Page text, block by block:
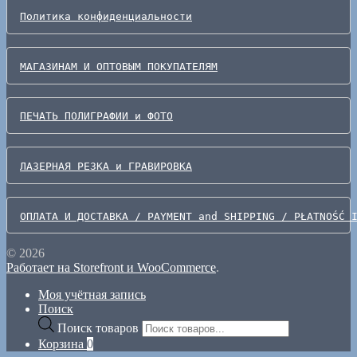
Политика конфиденциальности
МАГАЗИНАМ И ОПТОВЫМ ПОКУПАТЕЛЯМ
ПЕЧАТЬ ПОЛИГРАФИИ и ФОТО
ЛАЗЕРНАЯ РЕЗКА и ГРАВИРОВКА
ОПЛАТА И ДОСТАВКА / PAYMENT and SHIPPING / PŁATNOŚĆ I
© 2026
Работает на Storefront и WooCommerce.
Моя учётная запись
Поиск
Поиск товаров
Корзина 0